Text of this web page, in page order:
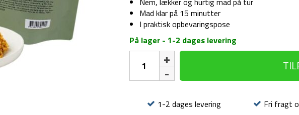
Mad klar på 15 minutter
I praktisk opbevaringspose
På lager - 1-2 dages levering
Frysetørret
mad
-
1-2 dages levering Fri fragt